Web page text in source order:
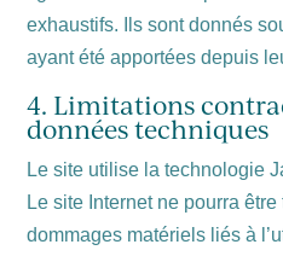
exhaustifs. Ils sont donnés
ayant été apportées depuis
4. Limitations
données techniques
Le site utilise la technologie
Le site Internet ne pourra
dommages matériels liés à